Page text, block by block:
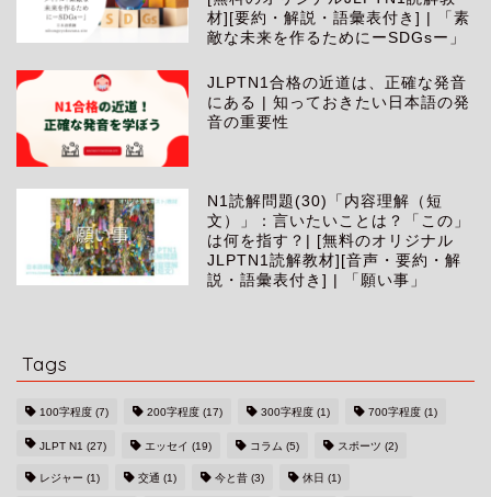
材][要約・解説・語彙表付き] | 「素
敵な未来を作るためにーSDGsー」
JLPTN1合格の近道は、正確な発音
にある | 知っておきたい日本語の発
音の重要性
N1読解問題(30)「内容理解（短
文）」：言いたいことは？「この」
は何を指す？| [無料のオリジナル
JLPTN1読解教材][音声・要約・解
説・語彙表付き] | 「願い事」
Tags
100字程度 (7) 200字程度 (17) 300字程度 (1) 700字程度 (1)
JLPT N1 (27) エッセイ (19) コラム (5) スポーツ (2)
レジャー (1) 交通 (1) 今と昔 (3) 休日 (1)